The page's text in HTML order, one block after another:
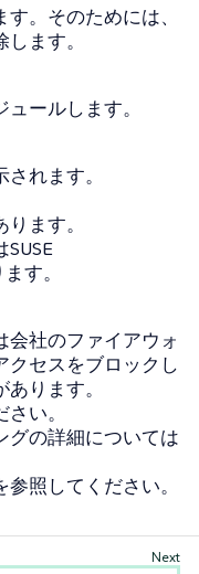
。そのためには、
ます。
ールします。
れます。
ます。
す。
会社のファイアウォ
クセスをブロックし
ります。
い。
グの詳細については
参照してください。